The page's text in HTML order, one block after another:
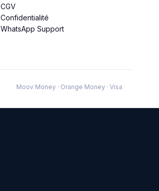
CGV
Confidentialité
WhatsApp Support
Moov Money · Orange Money · Visa